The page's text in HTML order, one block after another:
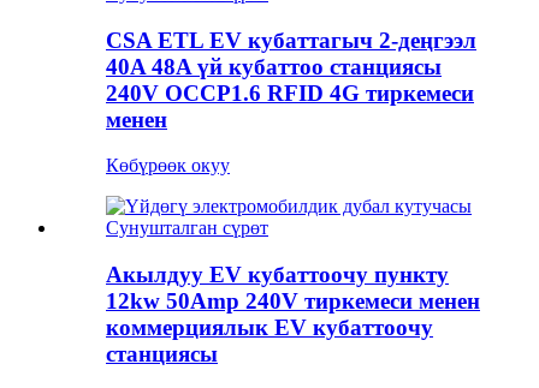
CSA ETL EV кубаттагыч 2-деңгээл
40A 48A үй кубаттоо станциясы
240V OCCP1.6 RFID 4G тиркемеси
менен
Көбүрөөк окуу
Акылдуу EV кубаттоочу пункту
12kw 50Amp 240V тиркемеси менен
коммерциялык EV кубаттоочу
станциясы